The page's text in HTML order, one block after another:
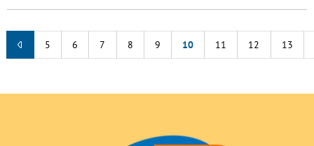
5 6 7 8 9 10 11 12 13